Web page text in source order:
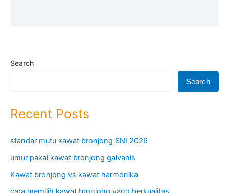
Search
Search
Recent Posts
standar mutu kawat bronjong SNI 2026
umur pakai kawat bronjong galvanis
Kawat bronjong vs kawat harmonika